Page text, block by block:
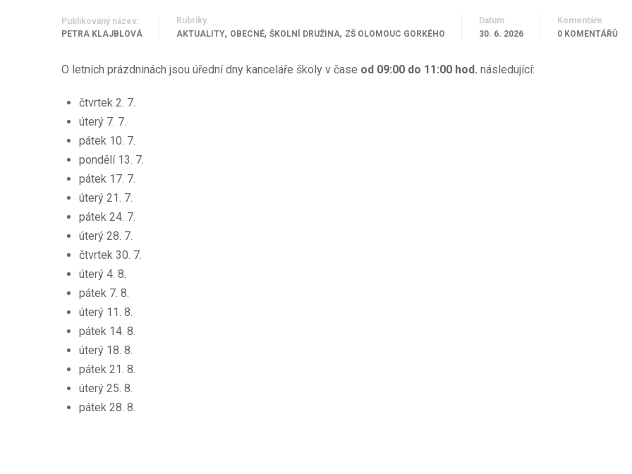
Publikovaný název:
PETRA KLAJBLOVÁ
Rubriky
AKTUALITY, OBECNÉ, ŠKOLNÍ DRUŽINA, ZŠ OLOMOUC GORKÉHO
Datum
30. 6. 2026
Komentáře
0 KOMENTÁŘŮ
O letních prázdninách jsou úřední dny kanceláře školy v čase od 09:00 do 11:00 hod. následující:
čtvrtek 2. 7.
úterý 7. 7.
pátek 10. 7.
pondělí 13. 7.
pátek 17. 7.
úterý 21. 7.
pátek 24. 7.
úterý 28. 7.
čtvrtek 30. 7.
úterý 4. 8.
pátek 7. 8.
úterý 11. 8.
pátek 14. 8.
úterý 18. 8.
pátek 21. 8.
úterý 25. 8.
pátek 28. 8.